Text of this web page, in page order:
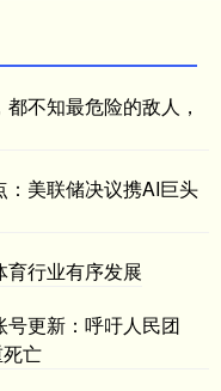
不知最危险的敌人，
：美联储决议携AI巨头
育行业有序发展
号更新：呼吁人民团
亡